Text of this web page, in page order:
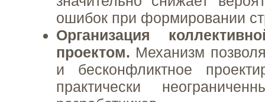
ошибок при формировании
Организация
проектом. Механизм
и бесконфликтное
практически